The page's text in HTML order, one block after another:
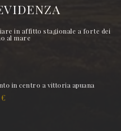
in affitto stagionale a forte dei
al mare
in centro a vittoria apuana